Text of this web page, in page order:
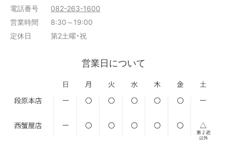
電話番号
082-263-1600
営業時間
8:30～19:00
定休日
第2土曜・祝
営業日について